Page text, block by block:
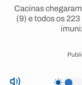
Cacinas
(9) e todos os